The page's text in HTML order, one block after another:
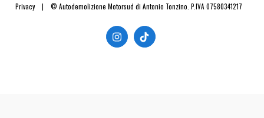
Privacy| © Autodemolizione Motorsud di Antonio Tonzino. P.IVA 07580341217